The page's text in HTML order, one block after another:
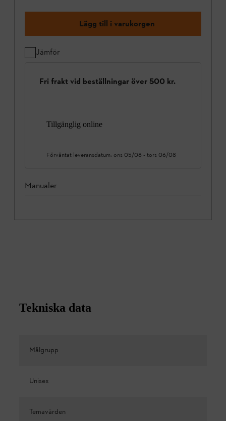
Lägg till i varukorgen
Jämför
Fri frakt vid beställningar över 500 kr.
Tillgänglig online
Förväntat leveransdatum: ons 05/08 - tors 06/08
Manualer
Tekniska data
Målgrupp
Unisex
Temavärden